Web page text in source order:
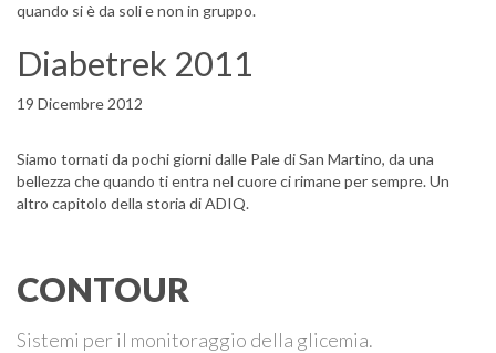
quando si è da soli e non in gruppo.
Diabetrek 2011
19 Dicembre 2012
Siamo tornati da pochi giorni dalle Pale di San Martino, da una
bellezza che quando ti entra nel cuore ci rimane per sempre. Un
altro capitolo della storia di ADIQ.
CONTOUR
Sistemi per il monitoraggio della glicemia.